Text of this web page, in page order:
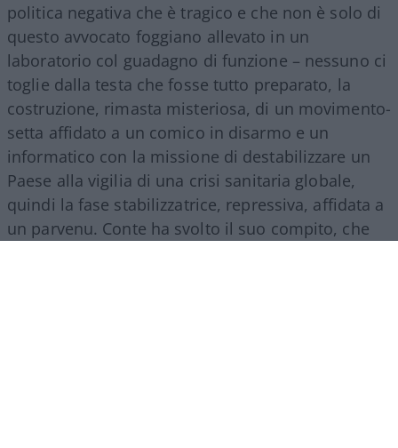
politica negativa che è tragico e che non è solo di
questo avvocato foggiano allevato in un
laboratorio col guadagno di funzione – nessuno ci
toglie dalla testa che fosse tutto preparato, la
costruzione, rimasta misteriosa, di un movimento-
setta affidato a un comico in disarmo e un
informatico con la missione di destabilizzare un
Paese alla vigilia di una crisi sanitaria globale,
quindi la fase stabilizzatrice, repressiva, affidata a
un parvenu. Conte ha svolto il suo compito, che